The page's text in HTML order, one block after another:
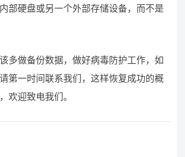
部硬盘或另一个外部存储设备，而不是
多做备份数据，做好病毒防护工作，如
第一时间联系我们，这样恢复成功的概
欢迎致电我们。